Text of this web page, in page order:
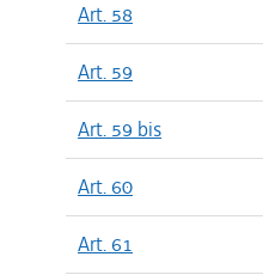
Art. 58
Art. 59
Art. 59 bis
Art. 60
Art. 61